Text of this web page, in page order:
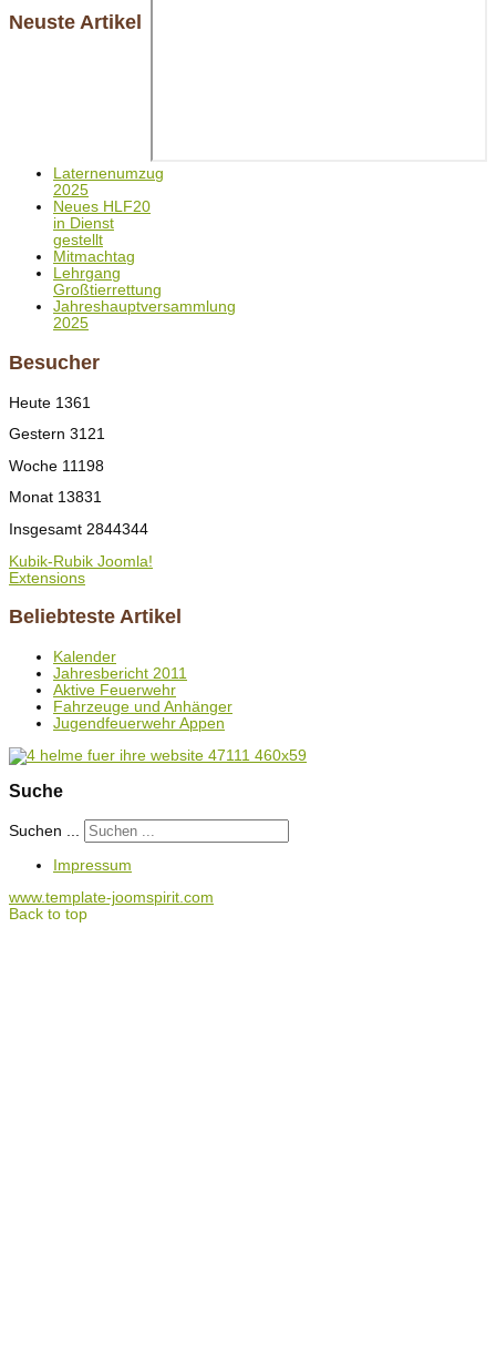
Neuste Artikel
Laternenumzug
2025
Neues HLF20
in Dienst
gestellt
Mitmachtag
Lehrgang
Großtierrettung
Jahreshauptversammlung
2025
Besucher
Heute 1361
Gestern 3121
Woche 11198
Monat 13831
Insgesamt 2844344
Kubik-Rubik Joomla!
Extensions
Beliebteste Artikel
Kalender
Jahresbericht 2011
Aktive Feuerwehr
Fahrzeuge und Anhänger
Jugendfeuerwehr Appen
Suche
Suchen ...
Impressum
www.template-joomspirit.com
Back to top